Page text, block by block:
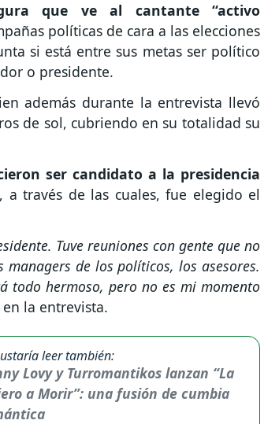
que ve al cantante “activo
políticas de cara a las elecciones
si está entre sus metas ser político
o presidente.
además durante la entrevista llevó
de sol, cubriendo en su totalidad su
ser candidato a la presidencia
a través de las cuales, fue elegido el
Tuve reuniones con gente que no
de los políticos, los asesores.
todo hermoso, pero no es mi momento
la entrevista.
leer también:
Lovy y Turromantikos lanzan “La
a Morir”: una fusión de cumbia